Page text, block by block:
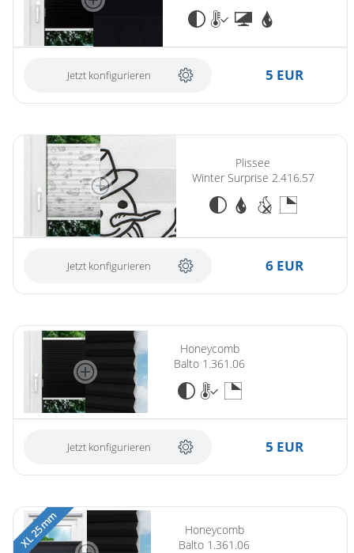
Jetzt konfigurieren 5 EUR
Plissee
Winter Surprise 2.416.57
Jetzt konfigurieren 6 EUR
Honeycomb
Balto 1.361.06
Jetzt konfigurieren 5 EUR
XL 25 mm
Honeycomb
Balto 1.361.06